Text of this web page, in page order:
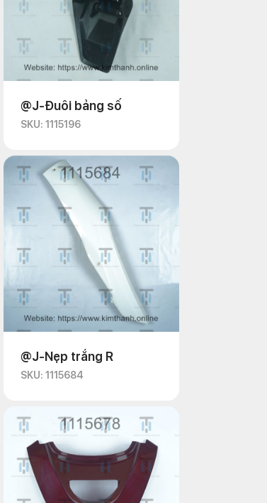
@J-Đuôi bảng số
SKU: 1115196
@J-Nẹp trắng R
SKU: 1115684